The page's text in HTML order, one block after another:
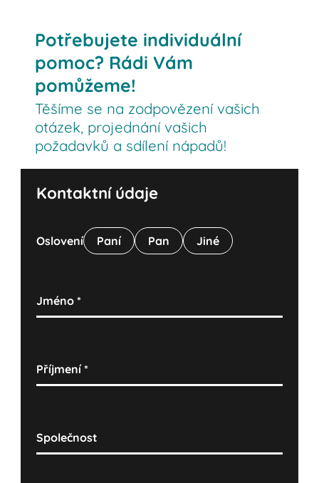
Odborné poradenství od zkušeného
personálu
Znalí a angažovaní servisní technici v
terénu
BITO doprovází váš projekt od A do Z
Potřebujete individuální
pomoc? Rádi Vám
pomůžeme!
Těšíme se na zodpovězení vašich
otázek, projednání vašich
požadavků a sdílení nápadů!
Kontaktní údaje
Oslovení Paní Pan Jiné
Jméno*
Příjmení*
Společnost